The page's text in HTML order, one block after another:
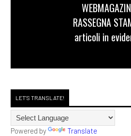
RASSEGNA
articoli in
LET'S TRANSLATE!
Powered by Translate